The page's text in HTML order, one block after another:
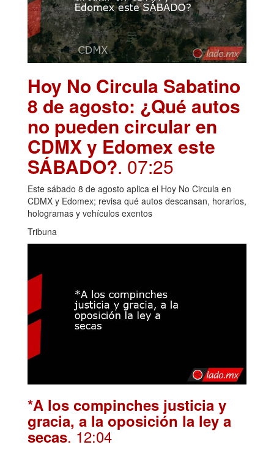
Hoy No Circula Sabatino
8 de agosto: ¿Qué autos
no pueden circular en
CDMX y Edomex este
SÁBADO?. 07:25
Este sábado 8 de agosto aplica el Hoy No Circula en
CDMX y Edomex; revisa qué autos descansan, horarios,
hologramas y vehículos exentos
Tribuna
*A los compinches justicia y
gracia, a la oposición la ley a
secas. 12:04